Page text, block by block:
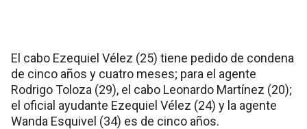
El cabo Ezequiel Vélez (25) tiene pedido de condena
de cinco años y cuatro meses; para el agente
Rodrigo Toloza (29), el cabo Leonardo Martínez (20);
el oficial ayudante Ezequiel Vélez (24) y la agente
Wanda Esquivel (34) es de cinco años.